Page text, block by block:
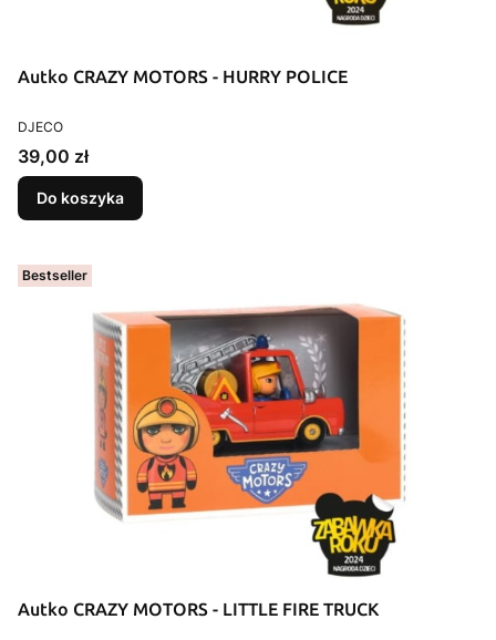
Autko CRAZY MOTORS - HURRY POLICE
PRODUCENT
DJECO
Cena
39,00 zł
Do koszyka
Bestseller
Autko CRAZY MOTORS - LITTLE FIRE TRUCK